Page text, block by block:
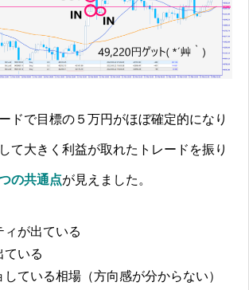
ドで目標の５万円がほぼ確定的になり
て大きく利益が取れたトレードを振り
の共通点が見えました。
ィが出ている
ている
している相場（方向感が分からない）